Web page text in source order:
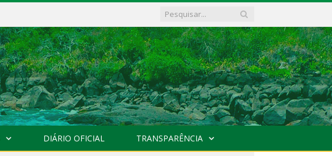
DIÁRIO OFICIAL TRANSPARÊNCIA